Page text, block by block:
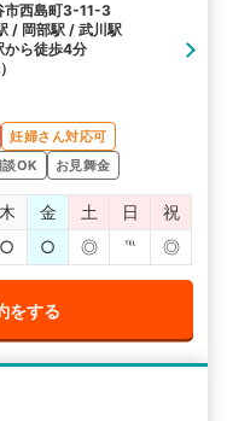
市西島町3-11-3
/ 岡部駅 / 武川駅
から徒歩4分
妊婦さん対応可
OK お見舞金
木 金 土 日
祝
○ ○ ◎ ℡ ◎
をする